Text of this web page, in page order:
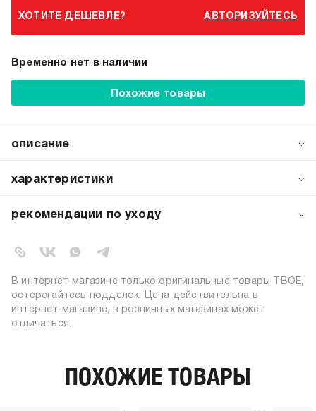
ХОТИТЕ ДЕШЕВЛЕ? АВТОРИЗУЙТЕСЬ
Временно нет в наличии
Похожие товары
описание
очаровательным изображением собаки и стильным
характеристики
узор:
животные, надписи
количество пар:
3
высота носков:
рекомендации по уходу
не отбеливать
барабанная сушка запрещена
сухая чистка запрещена
В интернет-магазине только оригинальные товары ТВОЕ,
остерегайтесь подделок. Цена действительна в
интернет-магазине, в розничных магазинах может
отличаться.
ПОХОЖИЕ ТОВАРЫ